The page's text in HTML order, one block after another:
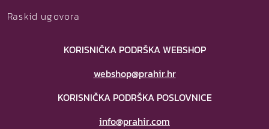
Raskid ugovora
KORISNIČKA PODRŠKA WEBSHOP
webshop@prahir.hr
KORISNIČKA PODRŠKA POSLOVNICE
info@prahir.com